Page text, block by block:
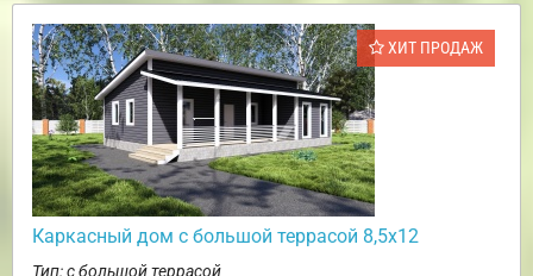
ХИТ ПРОДАЖ
Каркасный дом с большой террасой 8,5х12
Тип: с большой террасой